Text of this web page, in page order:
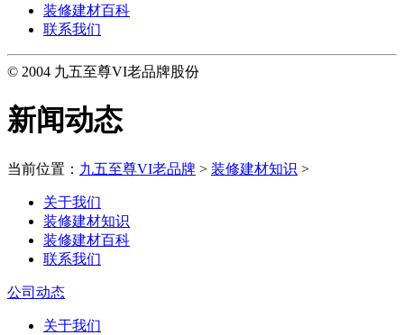
装修建材百科
联系我们
© 2004 九五至尊VI老品牌股份
新闻动态
当前位置： 九五至尊VI老品牌 > 装修建材知识 >
关于我们
装修建材知识
装修建材百科
联系我们
公司动态
关于我们